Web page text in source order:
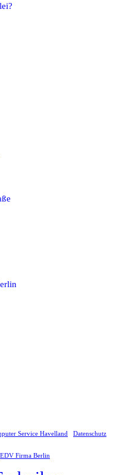
Service Havelland Datenschutz
EDV Firma Berlin